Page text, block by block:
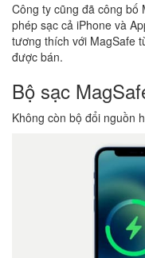
Công ty cũng đã công bố
phép sạc cả iPhone và
tương thích với MagSafe
được bán.
Bộ sạc
Không còn bộ đổi nguồn